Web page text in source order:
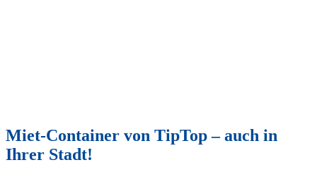
Miet-Container von TipTop – auch in
Ihrer Stadt!